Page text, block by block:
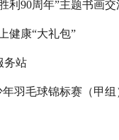
利90周年”主题书画交
健康“大礼包”
务站